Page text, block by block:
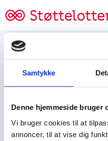
Samtykke
Denne hjemmeside bruger
Vi bruger cookies til at
annoncer, til at vise dig
Tjen
Tjen
Spejdere/